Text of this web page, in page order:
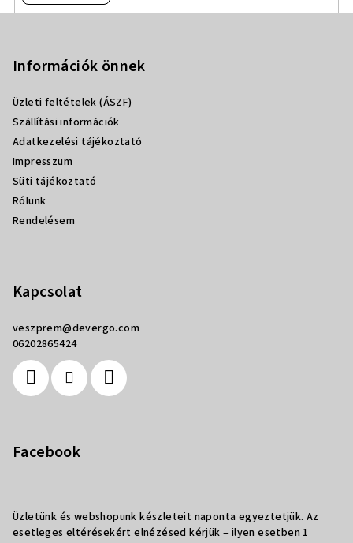
Információk önnek
Üzleti feltételek (ÁSZF)
Szállítási információk
Adatkezelési tájékoztató
Impresszum
Süti tájékoztató
Rólunk
Rendelésem
Kapcsolat
veszprem@devergo.com
06202865424
Facebook
Üzletünk és webshopunk készleteit naponta egyeztetjük. Az
esetleges eltérésekért elnézésed kérjük – ilyen esetben 1